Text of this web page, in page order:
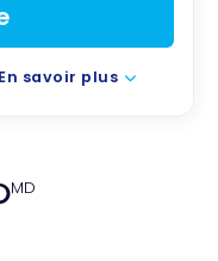
En savoir plus
MD